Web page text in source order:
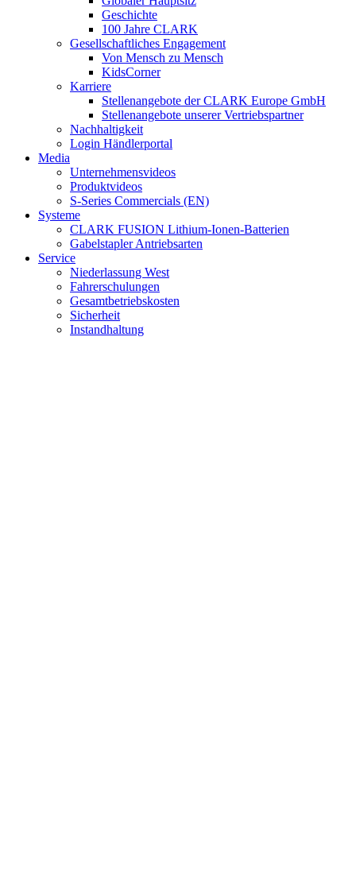
Geschichte
100 Jahre CLARK
Gesellschaftliches Engagement
Von Mensch zu Mensch
KidsCorner
Karriere
Stellenangebote der CLARK Europe GmbH
Stellenangebote unserer Vertriebspartner
Nachhaltigkeit
Login Händlerportal
Media
Unternehmensvideos
Produktvideos
S-Series Commercials (EN)
Systeme
CLARK FUSION Lithium-Ionen-Batterien
Gabelstapler Antriebsarten
Service
Niederlassung West
Fahrerschulungen
Gesamtbetriebskosten
Sicherheit
Instandhaltung